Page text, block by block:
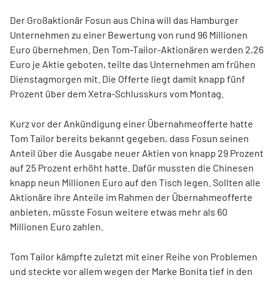
Der Großaktionär Fosun aus China will das Hamburger
Unternehmen zu einer Bewertung von rund 96 Millionen
Euro übernehmen. Den Tom-Tailor-Aktionären werden 2,26
Euro je Aktie geboten, teilte das Unternehmen am frühen
Dienstagmorgen mit. Die Offerte liegt damit knapp fünf
Prozent über dem Xetra-Schlusskurs vom Montag.
Kurz vor der Ankündigung einer Übernahmeofferte hatte
Tom Tailor bereits bekannt gegeben, dass Fosun seinen
Anteil über die Ausgabe neuer Aktien von knapp 29 Prozent
auf 25 Prozent erhöht hatte. Dafür mussten die Chinesen
knapp neun Millionen Euro auf den Tisch legen. Sollten alle
Aktionäre ihre Anteile im Rahmen der Übernahmeofferte
anbieten, müsste Fosun weitere etwas mehr als 60
Millionen Euro zahlen.
Tom Tailor kämpfte zuletzt mit einer Reihe von Problemen
und steckte vor allem wegen der Marke Bonita tief in den